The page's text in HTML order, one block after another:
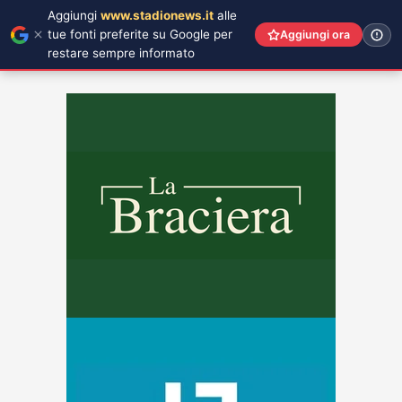
Aggiungi www.stadionews.it alle
tue fonti preferite su Google per
restare sempre informato
Aggiungi ora